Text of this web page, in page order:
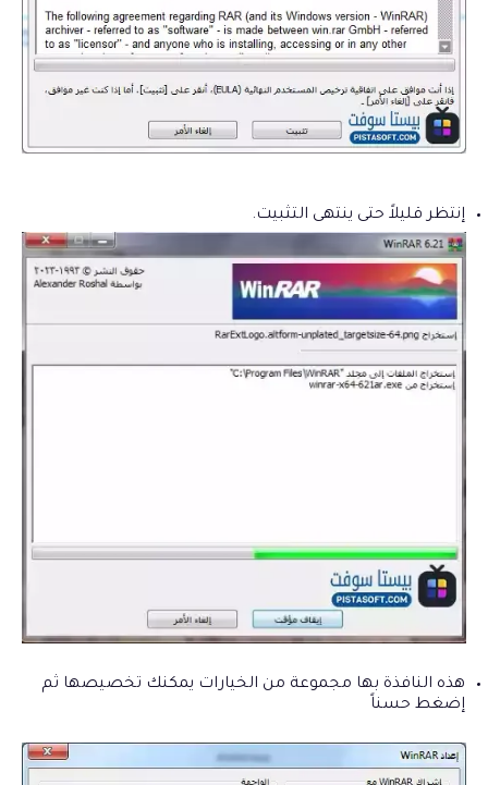
إنتظر قليلاً حتى ينتهى التثبيت.
هذه النافذة بها مجموعة من الخيارات يمكنك تخصيصها ثم
إضغط حسناً